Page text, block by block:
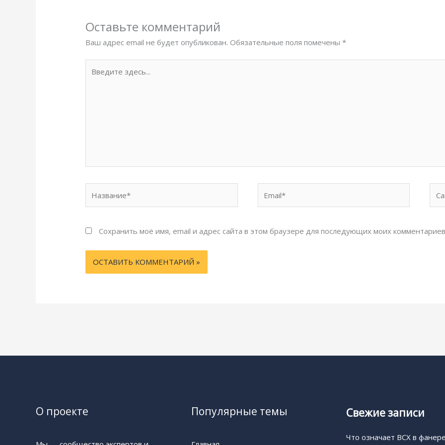
Оставьте комментарий
Ваш адрес email не будет опубликован. Обязательные поля помечены*
здесь...
Сохранить моё имя, email и адрес сайта в этом браузере для последующих моих
О проекте Популярные темы Свежие записи
Что означает BCX в